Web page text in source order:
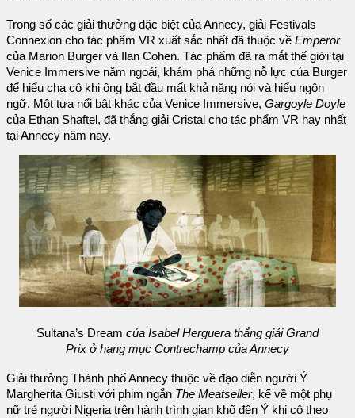
Trong số các giải thưởng đặc biệt của Annecy, giải Festivals
Connexion cho tác phẩm VR xuất sắc nhất đã thuộc về Emperor
của Marion Burger và Ilan Cohen. Tác phẩm đã ra mắt thế giới tại
Venice Immersive năm ngoái, khám phá những nỗ lực của Burger
để hiểu cha cô khi ông bắt đầu mất khả năng nói và hiểu ngôn
ngữ. Một tựa nổi bật khác của Venice Immersive, Gargoyle Doyle
của Ethan Shaftel, đã thắng giải Cristal cho tác phẩm VR hay nhất
tại Annecy năm nay.
Sultana’s Dream của Isabel Herguera thắng giải Grand
Prix ở hạng mục Contrechamp của Annecy
Giải thưởng Thành phố Annecy thuộc về đạo diễn người Ý
Margherita Giusti với phim ngắn The Meatseller, kể về một phụ
nữ trẻ người Nigeria trên hành trình gian khổ đến Ý khi cô theo